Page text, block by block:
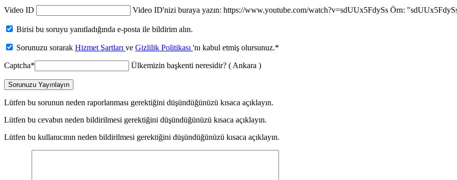
Video ID Video ID'nizi buraya yazın: https://www.youtube.com/watch?v=sdUUx5FdySs Örn:
Birisi bu soruyu yanıtladığında e-posta ile bildirim alın.
Sorunuzu sorarak Hizmet Şartları ve Gizlilik Politikası 'nı kabul etmiş olursunuz.*
Captcha* Ülkemizin başkenti neresidir? ( Ankara )
Sorunuzu Yayınlayın
Lütfen bu sorunun neden raporlanması gerektiğini düşündüğünüzü kısaca açıklayın.
Lütfen bu cevabın neden bildirilmesi gerektiğini düşündüğünüzü kısaca açıklayın.
Lütfen bu kullanıcının neden bildirilmesi gerektiğini düşündüğünüzü kısaca açıklayın.